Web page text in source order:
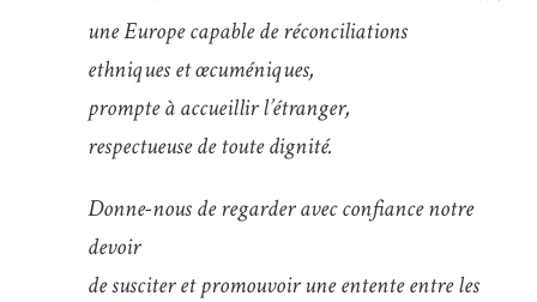
une Europe capable de réconciliations
ethniques et œcuméniques,
prompte à accueillir l’étranger,
respectueuse de toute dignité.
Donne-nous de regarder avec confiance notre
devoir
de susciter et promouvoir une entente entre les